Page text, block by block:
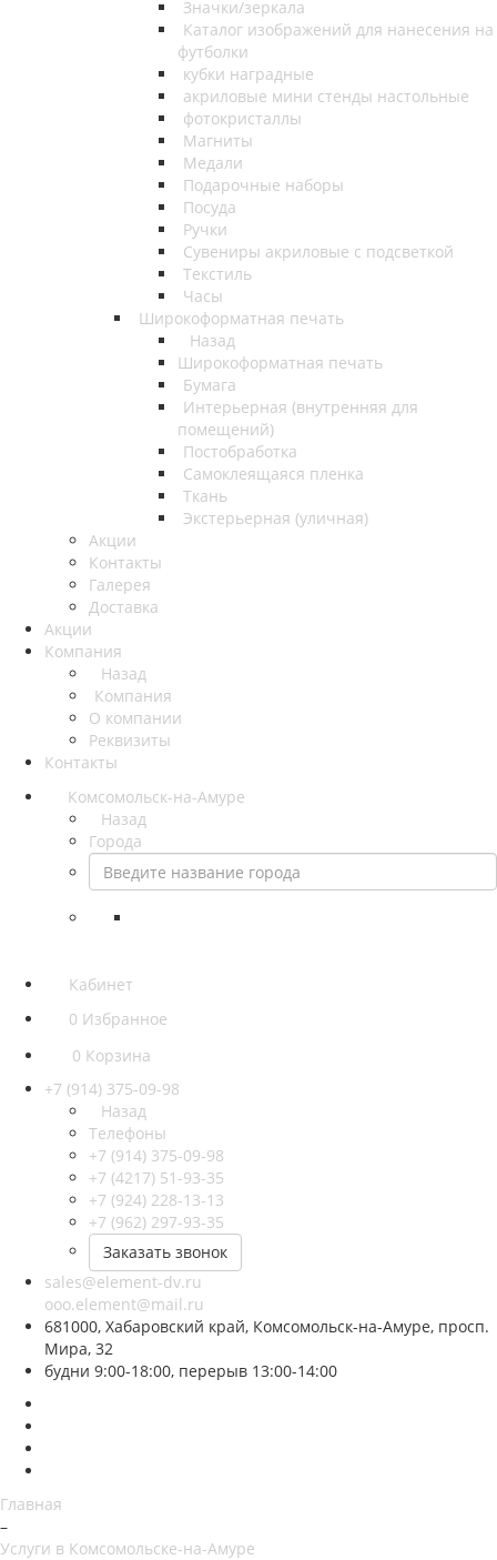
Значки/зеркала
Каталог изображений для нанесения на
футболки
кубки наградные
акриловые мини стенды настольные
фотокристаллы
Магниты
Медали
Подарочные наборы
Посуда
Ручки
Сувениры акриловые с подсветкой
Текстиль
Часы
Широкоформатная печать
Назад
Широкоформатная печать
Бумага
Интерьерная (внутренняя для
помещений)
Постобработка
Самоклеящаяся пленка
Ткань
Экстерьерная (уличная)
Акции
Контакты
Галерея
Доставка
Акции
Компания
Назад
Компания
О компании
Реквизиты
Контакты
Комсомольск-на-Амуре
Назад
Города
Кабинет
0 Избранное
0 Корзина
+7 (914) 375-09-98
Назад
Телефоны
+7 (914) 375-09-98
+7 (4217) 51-93-35
+7 (924) 228-13-13
+7 (962) 297-93-35
Заказать звонок
sales@element-dv.ru
ooo.element@mail.ru
681000, Хабаровский край, Комсомольск-на-Амуре, просп.
Мира, 32
будни 9:00-18:00, перерыв 13:00-14:00
Главная
–
Услуги в Комсомольске-на-Амуре